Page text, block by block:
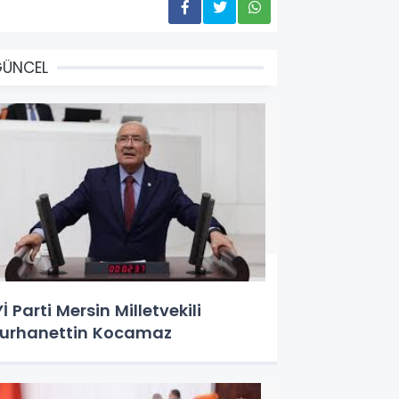
Parti Mersin Milletvekili
Kocamaz